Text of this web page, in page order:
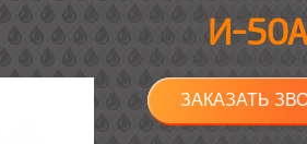
И-
ЗАКАЗАТЬ